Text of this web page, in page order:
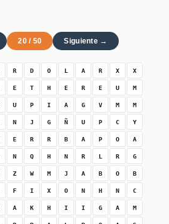
20 / 50 Siguiente →
R D O L A R X X
E T H E R E U M
U P I A G V M M
N J G Ñ U P C Y
E R R B A P O A
N Q H N R L R G
Z W M J A B O B
F I X O N H N C
A K H I I G A M